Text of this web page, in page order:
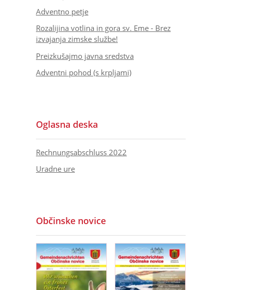
Adventno petje
Rozalijina votlina in gora sv. Eme - Brez
izvajanja zimske službe!
Preizkušajmo javna sredstva
Adventni pohod (s krpljami)
Oglasna deska
Rechnungsabschluss 2022
Uradne ure
Občinske novice